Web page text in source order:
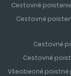
Cestovné
Cestovné
Cestovné
Cestovné
Všeobecné